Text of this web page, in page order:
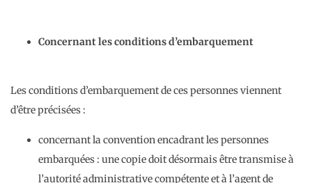
Concernant les conditions d’embarquement
Les conditions d’embarquement de ces personnes viennent
d’être précisées :
concernant la convention encadrant les personnes
embarquées : une copie doit désormais être transmise à
l’autorité administrative compétente et à l’agent de